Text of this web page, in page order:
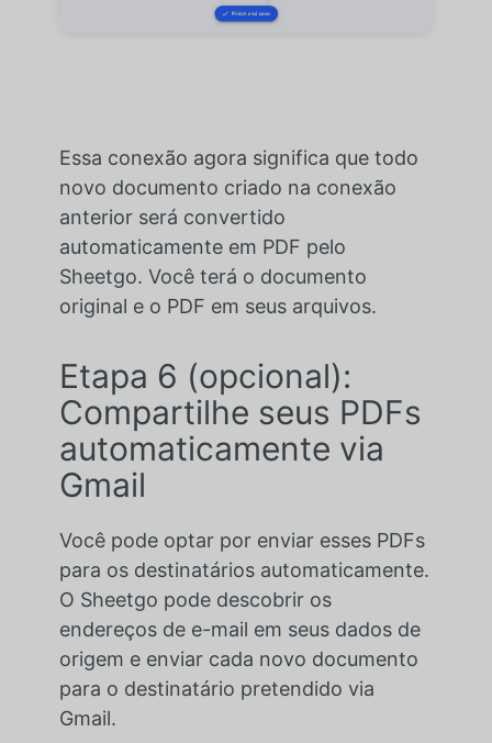
Essa conexão agora significa que todo
novo documento criado na conexão
anterior será convertido
automaticamente em PDF pelo
Sheetgo. Você terá o documento
original e o PDF em seus arquivos.
Etapa 6 (opcional):
Compartilhe seus PDFs
automaticamente via
Gmail
Você pode optar por enviar esses PDFs
para os destinatários automaticamente.
O Sheetgo pode descobrir os
endereços de e-mail em seus dados de
origem e enviar cada novo documento
para o destinatário pretendido via
Gmail.